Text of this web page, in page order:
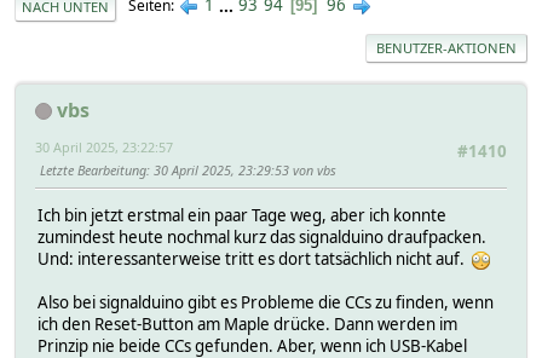
NACH UNTEN Seiten 1 ... 93 94 95 96
BENUTZER-AKTIONEN
vbs
#1410
30 April 2025, 23:22:57
Letzte Bearbeitung: 30 April 2025, 23:29:53 von vbs
Ich bin jetzt erstmal ein paar Tage weg, aber ich konnte
zumindest heute nochmal kurz das signalduino draufpacken.
Und: interessanterweise tritt es dort tatsächlich nicht auf.
Also bei signalduino gibt es Probleme die CCs zu finden, wenn
ich den Reset-Button am Maple drücke. Dann werden im
Prinzip nie beide CCs gefunden. Aber, wenn ich USB-Kabel